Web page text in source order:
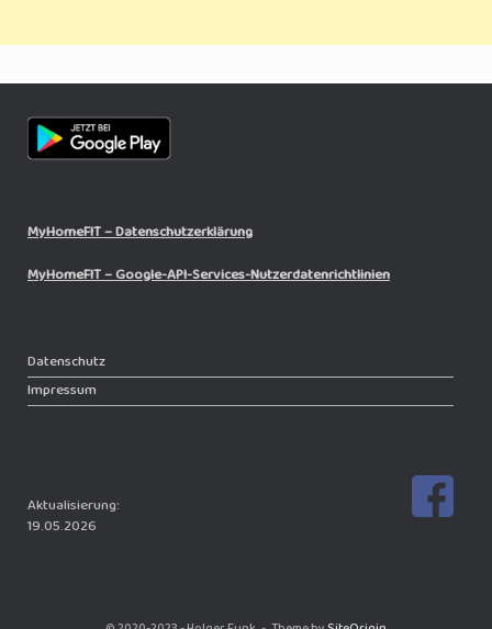
MyHomeFIT – Datenschutzerklärung
MyHomeFIT – Google-API-Services-Nutzerdatenrichtlinien
Datenschutz
Impressum
Aktualisierung:
19.05.2026